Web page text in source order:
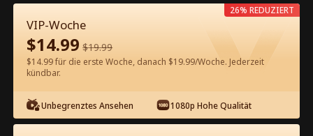
60 Jetzt entsperren
Kostenlos in der App ansehen
VIP-Woche
$14.99 $19.99
$14.99 für die erste Woche, danach $19.99/Woche. Jederzeit
kündbar.
Unbegrenztes Ansehen 1080p Hohe Qualität
26% REDUZIERT